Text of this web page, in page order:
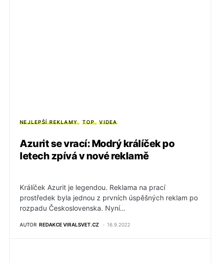
NEJLEPŠÍ REKLAMY TOP VIDEA
Azurit se vrací: Modrý králíček po
letech zpívá v nové reklamě
Králíček Azurit je legendou. Reklama na prací
prostředek byla jednou z prvních úspěšných reklam po
rozpadu Československa. Nyní…
AUTOR REDAKCE VIRALSVET.CZ 16.9.2022